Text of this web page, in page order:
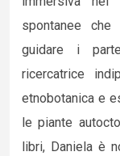
spontanee
guidare i
ricercatrice
etnobotanica e
le piante
libri, Daniela è